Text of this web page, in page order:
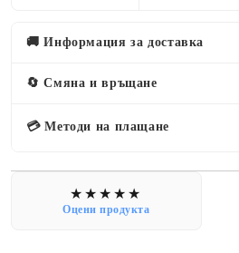
🚚 Информация за доставка
🔄 Смяна и връщане
💳 Методи на плащане
Оцени продукта